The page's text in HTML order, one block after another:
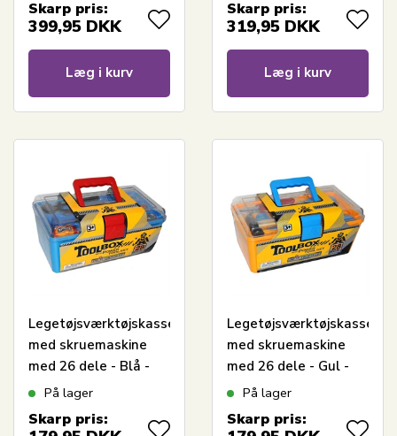
Skarp pris:
399,95 DKK
Læg i kurv
Skarp pris:
319,95 DKK
Læg i kurv
Legetøjsværktøjskasse
med skruemaskine
med 26 dele - Blå -
17x36x23 cm
På lager
Skarp pris:
Legetøjsværktøjskasse
med skruemaskine
med 26 dele - Gul -
17x36x23 cm
På lager
Skarp pris: